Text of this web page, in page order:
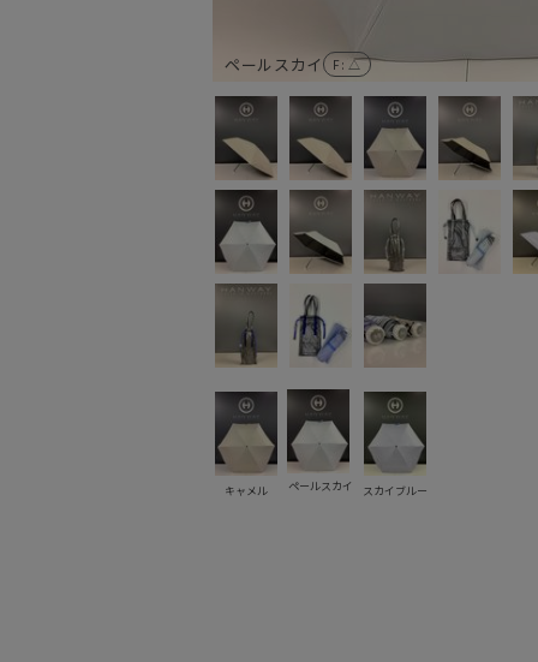
ペールスカイ F : △
キャメル ペールスカイ スカイブルー